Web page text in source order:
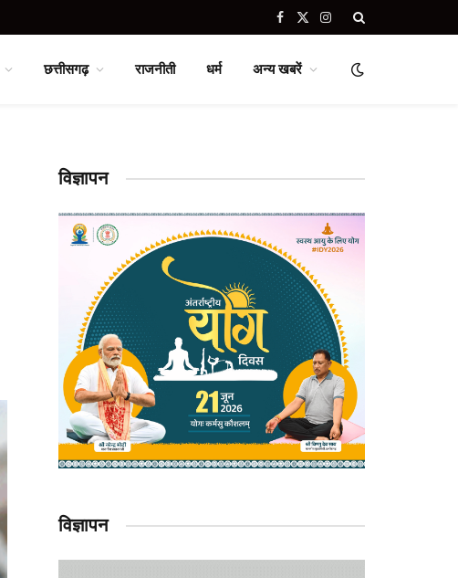
Facebook
X
Instagram
छत्तीसगढ़ राजनीती धर्म अन्य खबरें
विज्ञापन
विज्ञापन